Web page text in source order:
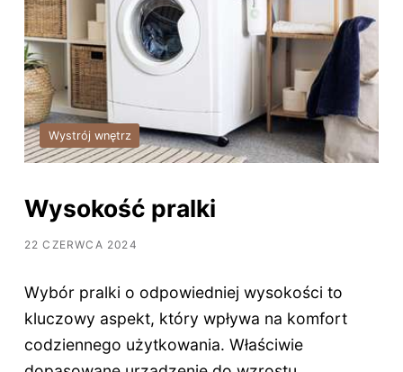
Wystrój wnętrz
Wysokość pralki
22 CZERWCA 2024
Wybór pralki o odpowiedniej wysokości to
kluczowy aspekt, który wpływa na komfort
codziennego użytkowania. Właściwie